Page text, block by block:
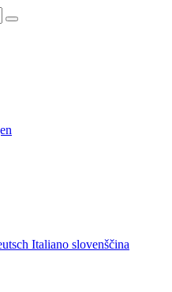
Italiano slovenščina